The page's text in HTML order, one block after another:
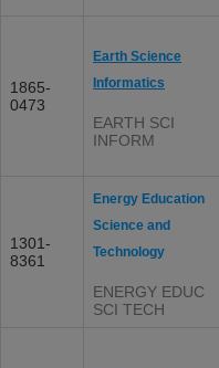
1865-
0473
Earth Science
Informatics
EARTH SCI
INFORM
1301-
8361
Energy Education
Science and
Technology
ENERGY EDUC
SCI TECH